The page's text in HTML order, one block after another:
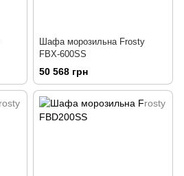
Шафа морозильна Frosty
FBX-600SS
50 568 грн